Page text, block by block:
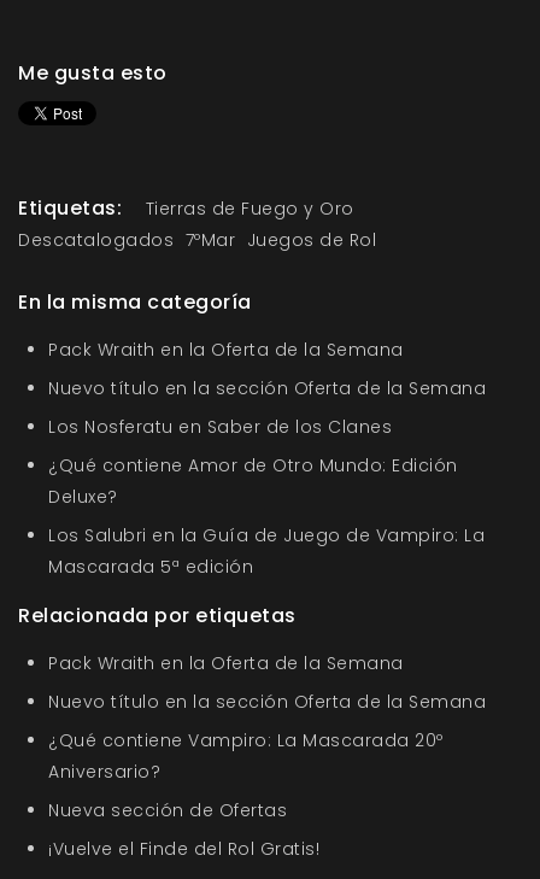
Me gusta esto
Etiquetas:
Tierras de Fuego y Oro
Descatalogados 7ºMar Juegos de Rol
En la misma categoría
Pack Wraith en la Oferta de la Semana
Nuevo título en la sección Oferta de la Semana
Los Nosferatu en Saber de los Clanes
¿Qué contiene Amor de Otro Mundo: Edición
Deluxe?
Los Salubri en la Guía de Juego de Vampiro: La
Mascarada 5ª edición
Relacionada por etiquetas
Pack Wraith en la Oferta de la Semana
Nuevo título en la sección Oferta de la Semana
¿Qué contiene Vampiro: La Mascarada 20º
Aniversario?
Nueva sección de Ofertas
¡Vuelve el Finde del Rol Gratis!